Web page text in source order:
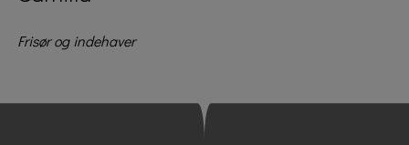
Frisør og indehaver